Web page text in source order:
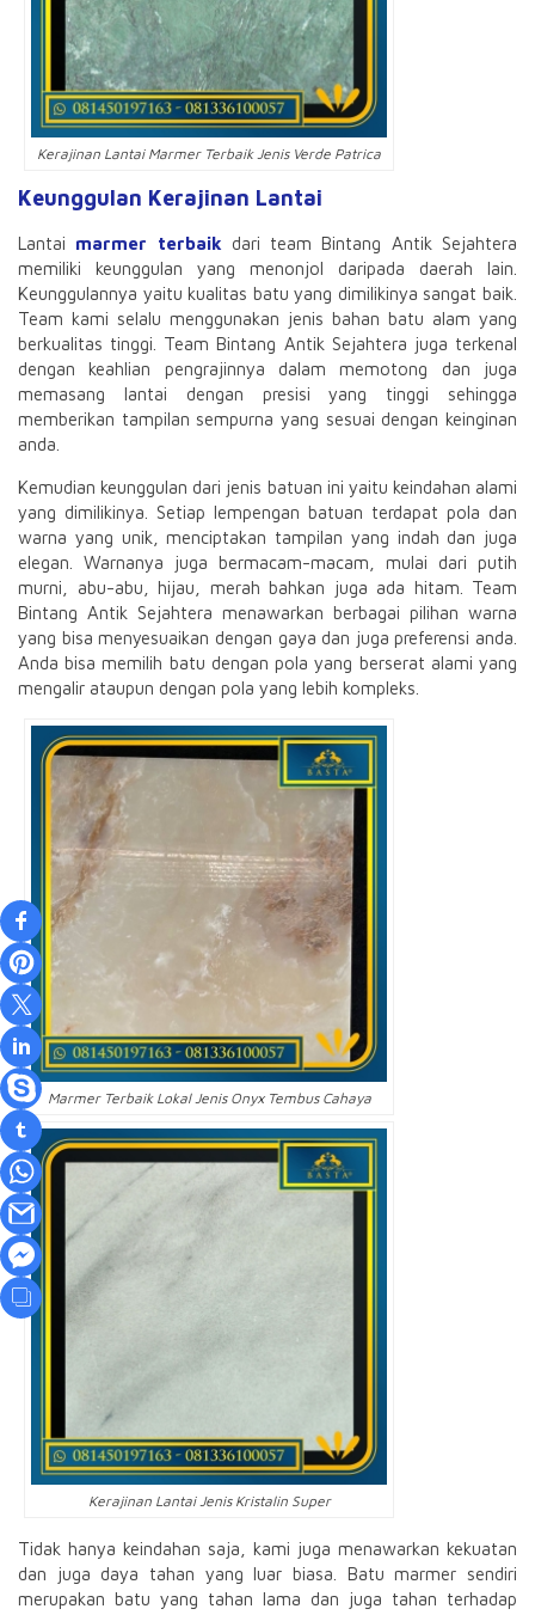
Kerajinan Lantai Marmer Terbaik Jenis Verde Patrica
Keunggulan Kerajinan Lantai
Lantai marmer terbaik dari team Bintang Antik Sejahtera
memiliki keunggulan yang menonjol daripada daerah lain.
Keunggulannya yaitu kualitas batu yang dimilikinya sangat baik.
Team kami selalu menggunakan jenis bahan batu alam yang
berkualitas tinggi. Team Bintang Antik Sejahtera juga terkenal
dengan keahlian pengrajinnya dalam memotong dan juga
memasang lantai dengan presisi yang tinggi sehingga
memberikan tampilan sempurna yang sesuai dengan keinginan
anda.
Kemudian keunggulan dari jenis batuan ini yaitu keindahan alami
yang dimilikinya. Setiap lempengan batuan terdapat pola dan
warna yang unik, menciptakan tampilan yang indah dan juga
elegan. Warnanya juga bermacam-macam, mulai dari putih
murni, abu-abu, hijau, merah bahkan juga ada hitam. Team
Bintang Antik Sejahtera menawarkan berbagai pilihan warna
yang bisa menyesuaikan dengan gaya dan juga preferensi anda.
Anda bisa memilih batu dengan pola yang berserat alami yang
mengalir ataupun dengan pola yang lebih kompleks.
Marmer Terbaik Lokal Jenis Onyx Tembus Cahaya
Kerajinan Lantai Jenis Kristalin Super
Tidak hanya keindahan saja, kami juga menawarkan kekuatan
dan juga daya tahan yang luar biasa. Batu marmer sendiri
merupakan batu yang tahan lama dan juga tahan terhadap